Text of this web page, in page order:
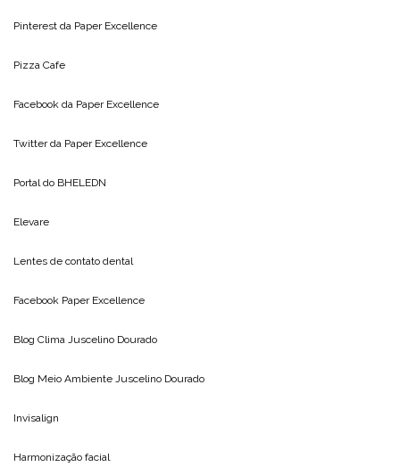
Pinterest da Paper Excellence
Pizza Cafe
Facebook da Paper Excellence
Twitter da Paper Excellence
Portal do BHELEDN
Elevare
Lentes de contato dental
Facebook Paper Excellence
Blog Clima Juscelino Dourado
Blog Meio Ambiente Juscelino Dourado
Invisalign
Harmonização facial